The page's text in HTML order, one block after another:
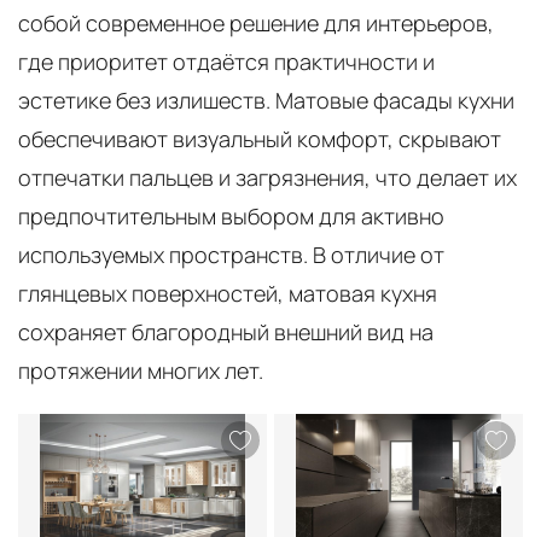
собой современное решение для интерьеров,
где приоритет отдаётся практичности и
эстетике без излишеств. Матовые фасады кухни
обеспечивают визуальный комфорт, скрывают
отпечатки пальцев и загрязнения, что делает их
предпочтительным выбором для активно
используемых пространств. В отличие от
глянцевых поверхностей, матовая кухня
сохраняет благородный внешний вид на
протяжении многих лет.